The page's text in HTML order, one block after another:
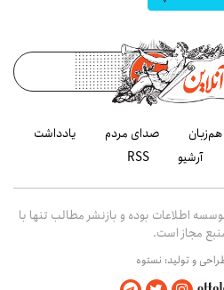
هم‌زبان صدای مردم
یادداشت
آرشیو RSS
اطلاعات بوده و بازنشر مطالب تنها با
مجاز است.
و تولید: نستوه